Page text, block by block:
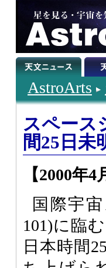
AstroArts
スペース
間25日未
【2000年4
国際宇
101)に臨
日本時間